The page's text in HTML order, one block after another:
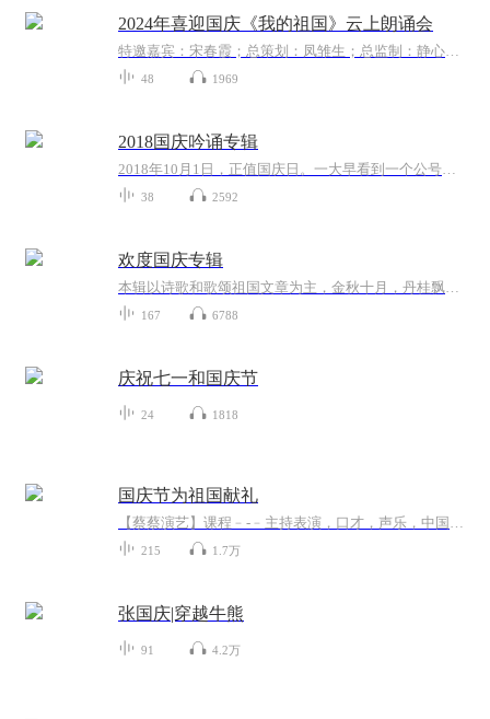
2024年喜迎国庆《我的祖国》云上朗诵会
特邀嘉宾：宋春霞；总策划：凤雏生；总监制：静心；总导演：化虹；执行总监：莺子；主持人：静心 化虹
48 1969
2018国庆吟诵专辑
2018年10月1日，正值国庆日。一大早看到一个公号文章，正是文天祥的《己卯十月一日至燕越五日罹狴犴有感而赋》。当然，彼十一非当今的十一。不过数字的巧合还是让人感触，今天拿来读一读，体味一番历史英杰的民族情怀，恰也当时。 根据诗题来看，这组诗是写于十月一日至十月五日之间，是文天祥被俘之后所作，这些诗作不仅有凛凛正气，更也能看的到他百端交集的复杂情感。另一首于右任先生的《望大陆》，微信公号有称《望乡》，一句“山之上国之殇”荡气回肠，一并兴起拿来读了一读。仓促间多有瑕疵...
38 2592
欢度国庆专辑
本辑以诗歌和歌颂祖国文章为主，金秋十月，丹桂飘香，在这个充满丰收喜悦的季节里，我们满怀激动和自豪，迎来了中华人民共和国76周年华诞。这不仅是一个庄重的纪念日，更是全体中华儿女共同欢庆的盛大的节日，承载着深厚的民族情感和历史意义.
167 6788
庆祝七一和国庆节
24 1818
国庆节为祖国献礼
【蔡蔡演艺】课程﹣-﹣主持表演，口才，声乐，中国舞，民族舞。独特的小舞台，专业的录音棚，每一位同学都能成为优秀的小明星。独特的教学模式，轻松上课，快乐学习！知名主持人，舞蹈家，高级教师任职授课！江南总校：河沟街42号三楼 18545856430江北分校...
215 1.7万
张国庆|穿越牛熊
91 4.2万